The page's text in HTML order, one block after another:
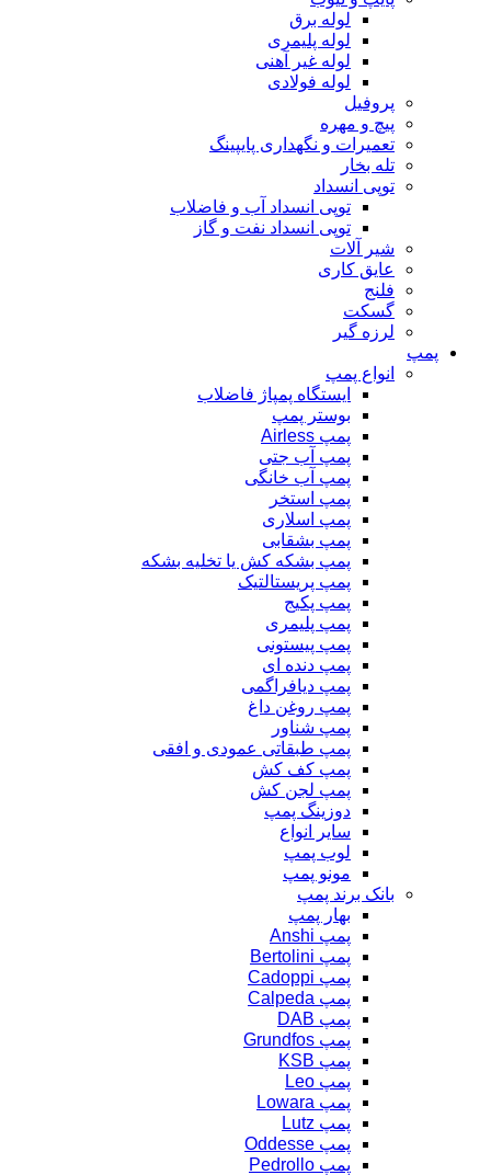
لوله برق
لوله پلیمری
لوله غیر آهنی
لوله فولادی
پروفیل
پیچ و مهره
تعمیرات و نگهداری پایپینگ
تله بخار
توپی انسداد
توپی انسداد آب و فاضلاب
توپی انسداد نفت و گاز
شیر آلات
عایق کاری
فلنج
گسکت
لرزه گیر
پمپ
انواع پمپ
ایستگاه پمپاژ فاضلاب
بوستر پمپ
پمپ Airless
پمپ آب جتی
پمپ آب خانگی
پمپ استخر
پمپ اسلاری
پمپ بشقابی
پمپ بشکه کش یا تخلیه بشکه
پمپ پریستالتیک
پمپ پکیج
پمپ پلیمری
پمپ پیستونی
پمپ دنده ای
پمپ دیافراگمی
پمپ روغن داغ
پمپ شناور
پمپ طبقاتی عمودی و افقی
پمپ کف کش
پمپ لجن کش
دوزینگ پمپ
سایر انواع
لوب پمپ
مونو پمپ
بانک برند پمپ
بهار پمپ
پمپ Anshi
پمپ Bertolini
پمپ Cadoppi
پمپ Calpeda
پمپ DAB
پمپ Grundfos
پمپ KSB
پمپ Leo
پمپ Lowara
پمپ Lutz
پمپ Oddesse
پمپ Pedrollo